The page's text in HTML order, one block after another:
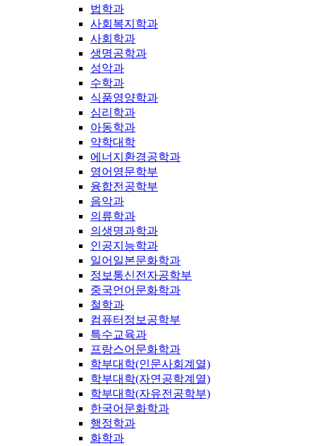
법학과
사회복지학과
사회학과
생명공학과
성악과
수학과
식품영양학과
심리학과
아동학과
약학대학
에너지환경공학과
영어영문학부
융합전공학부
음악과
의류학과
의생명과학과
인공지능학과
일어일본문화학과
정보통신전자공학부
중국언어문화학과
철학과
컴퓨터정보공학부
특수교육과
프랑스어문화학과
학부대학(인문사회계열)
학부대학(자연공학계열)
학부대학(자유전공학부)
한국어문화학과
행정학과
화학과